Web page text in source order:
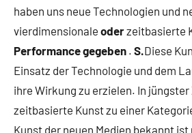
haben uns neue Technologien und
vierdimensionale oderzeitbasierte
Performance gegeben . S.Diese
Einsatz der Technologie und dem
ihre Wirkung zu erzielen. In
zeitbasierte Kunst zu einer
Kunst der neuen Medien bekannt